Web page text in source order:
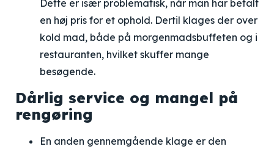
Dette er især problematisk, når man har betalt
en høj pris for et ophold. Dertil klages der over
kold mad, både på morgenmadsbuffeten og i
restauranten, hvilket skuffer mange
besøgende.
Dårlig service og mangel på
rengøring
En anden gennemgående klage er den